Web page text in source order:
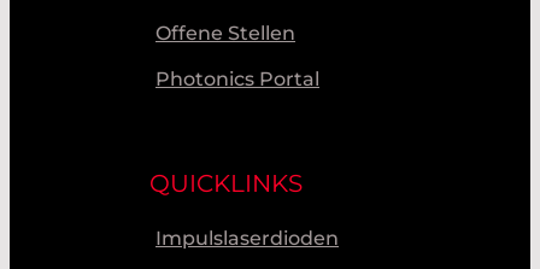
Offene Stellen
Photonics Portal
QUICKLINKS
Impulslaserdioden